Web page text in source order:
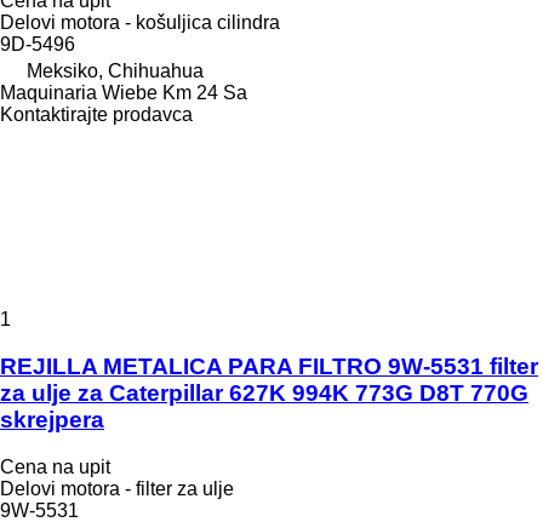
Delovi motora - košuljica cilindra
9D-5496
Meksiko, Chihuahua
Maquinaria Wiebe Km 24 Sa
Kontaktirajte prodavca
1
REJILLA METALICA PARA FILTRO 9W-5531 filter
za ulje za Caterpillar 627K 994K 773G D8T 770G
skrejpera
Cena na upit
Delovi motora - filter za ulje
9W-5531